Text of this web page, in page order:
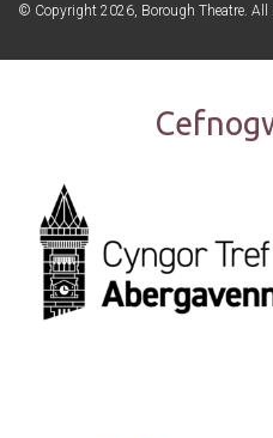
© Copyright 2026, Borough Theatre. All